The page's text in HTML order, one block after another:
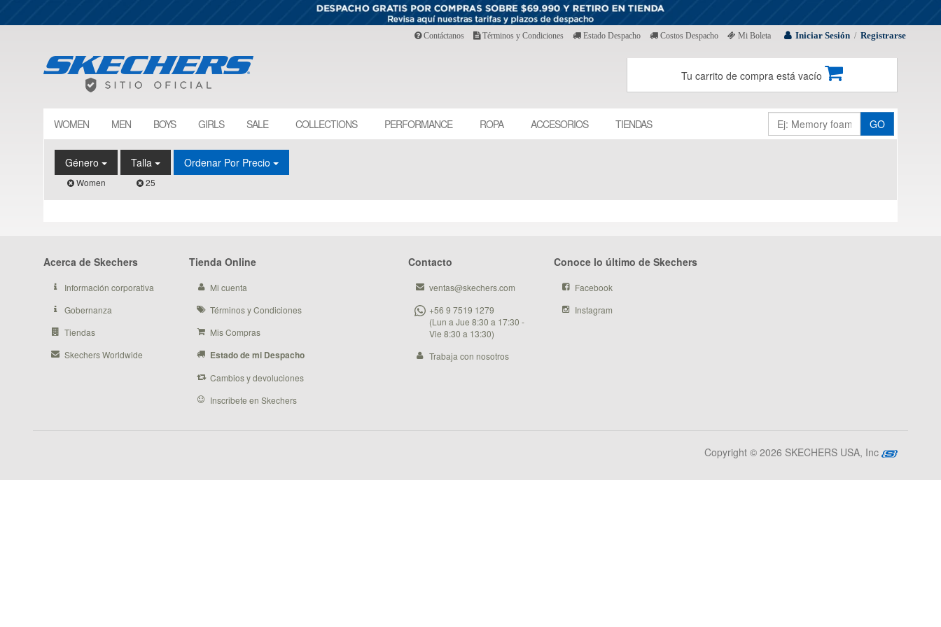
Iniciar Sesión / Registrarse
Contáctanos Términos y Condiciones Estado Despacho Costos Despacho Mi Boleta
Tu carrito de compra está vacío
WOMEN MEN BOYS GIRLS SALE COLLECTIONS PERFORMANCE ROPA ACCESORIOS TIENDAS GO
Género
Women
Talla
25
Ordenar Por Precio
Acerca de Skechers
Información corporativa
Gobernanza
Tiendas
Skechers Worldwide
Tienda Online
Mi cuenta
Términos y Condiciones
Mis Compras
Estado de mi Despacho
Cambios y devoluciones
Inscribete en Skechers
Contacto
ventas@skechers.com
+56 9 7519 1279
(Lun a Jue 8:30 a 17:30 -
Vie 8:30 a 13:30)
Trabaja con nosotros
Conoce lo último de Skechers
Facebook
Instagram
Copyright © 2026 SKECHERS USA, Inc